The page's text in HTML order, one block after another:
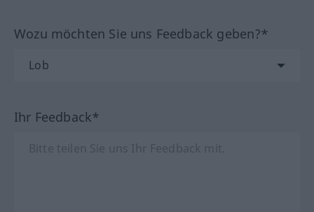
Wozu möchten Sie uns Feedback geben?*
Ihr Feedback*